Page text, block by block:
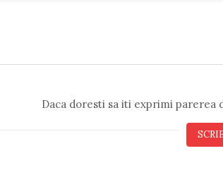
Daca doresti sa iti exprimi parerea